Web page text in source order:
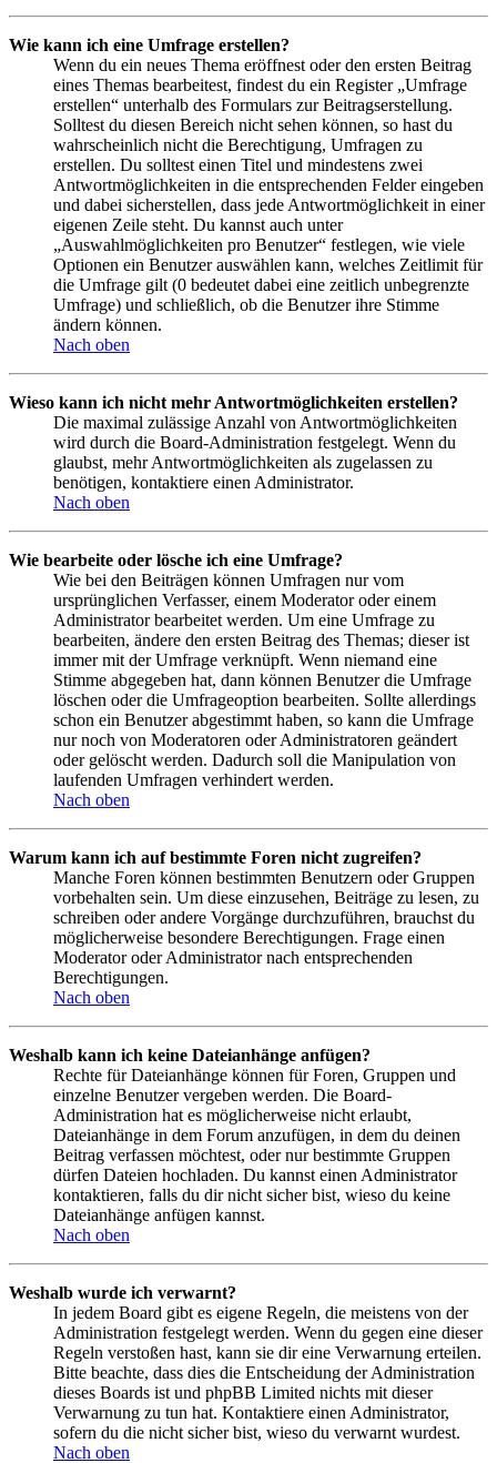
Wie kann ich eine Umfrage erstellen?
Wenn du ein neues Thema eröffnest oder den ersten Beitrag
eines Themas bearbeitest, findest du ein Register „Umfrage
erstellen“ unterhalb des Formulars zur Beitragserstellung.
Solltest du diesen Bereich nicht sehen können, so hast du
wahrscheinlich nicht die Berechtigung, Umfragen zu
erstellen. Du solltest einen Titel und mindestens zwei
Antwortmöglichkeiten in die entsprechenden Felder eingeben
und dabei sicherstellen, dass jede Antwortmöglichkeit in einer
eigenen Zeile steht. Du kannst auch unter
„Auswahlmöglichkeiten pro Benutzer“ festlegen, wie viele
Optionen ein Benutzer auswählen kann, welches Zeitlimit für
die Umfrage gilt (0 bedeutet dabei eine zeitlich unbegrenzte
Umfrage) und schließlich, ob die Benutzer ihre Stimme
ändern können.
Nach oben
Wieso kann ich nicht mehr Antwortmöglichkeiten erstellen?
Die maximal zulässige Anzahl von Antwortmöglichkeiten
wird durch die Board-Administration festgelegt. Wenn du
glaubst, mehr Antwortmöglichkeiten als zugelassen zu
benötigen, kontaktiere einen Administrator.
Nach oben
Wie bearbeite oder lösche ich eine Umfrage?
Wie bei den Beiträgen können Umfragen nur vom
ursprünglichen Verfasser, einem Moderator oder einem
Administrator bearbeitet werden. Um eine Umfrage zu
bearbeiten, ändere den ersten Beitrag des Themas; dieser ist
immer mit der Umfrage verknüpft. Wenn niemand eine
Stimme abgegeben hat, dann können Benutzer die Umfrage
löschen oder die Umfrageoption bearbeiten. Sollte allerdings
schon ein Benutzer abgestimmt haben, so kann die Umfrage
nur noch von Moderatoren oder Administratoren geändert
oder gelöscht werden. Dadurch soll die Manipulation von
laufenden Umfragen verhindert werden.
Nach oben
Warum kann ich auf bestimmte Foren nicht zugreifen?
Manche Foren können bestimmten Benutzern oder Gruppen
vorbehalten sein. Um diese einzusehen, Beiträge zu lesen, zu
schreiben oder andere Vorgänge durchzuführen, brauchst du
möglicherweise besondere Berechtigungen. Frage einen
Moderator oder Administrator nach entsprechenden
Berechtigungen.
Nach oben
Weshalb kann ich keine Dateianhänge anfügen?
Rechte für Dateianhänge können für Foren, Gruppen und
einzelne Benutzer vergeben werden. Die Board-
Administration hat es möglicherweise nicht erlaubt,
Dateianhänge in dem Forum anzufügen, in dem du deinen
Beitrag verfassen möchtest, oder nur bestimmte Gruppen
dürfen Dateien hochladen. Du kannst einen Administrator
kontaktieren, falls du dir nicht sicher bist, wieso du keine
Dateianhänge anfügen kannst.
Nach oben
Weshalb wurde ich verwarnt?
In jedem Board gibt es eigene Regeln, die meistens von der
Administration festgelegt werden. Wenn du gegen eine dieser
Regeln verstoßen hast, kann sie dir eine Verwarnung erteilen.
Bitte beachte, dass dies die Entscheidung der Administration
dieses Boards ist und phpBB Limited nichts mit dieser
Verwarnung zu tun hat. Kontaktiere einen Administrator,
sofern du die nicht sicher bist, wieso du verwarnt wurdest.
Nach oben